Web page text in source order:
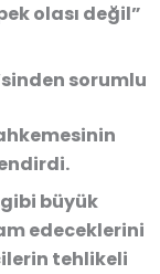
olası değil”
sorumlu
büyük
edeceklerini
tehlikeli